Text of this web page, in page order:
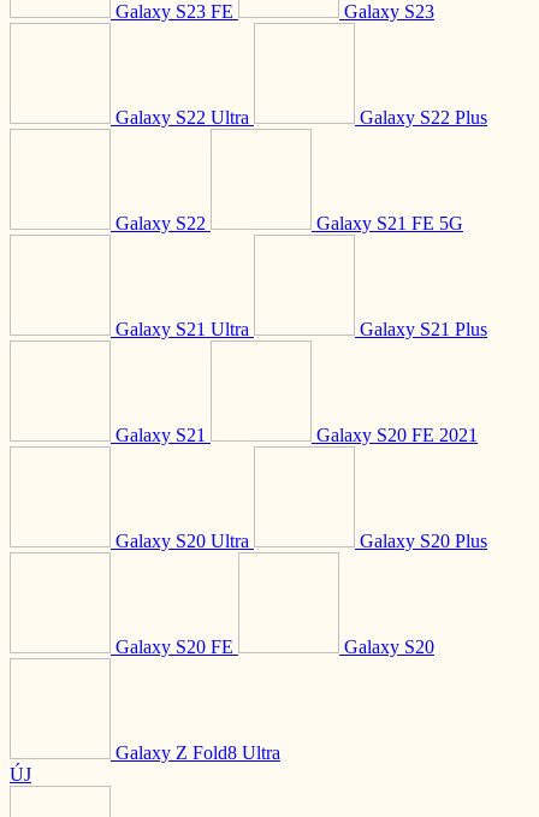
Galaxy S23 FE Galaxy S23
Galaxy S22 Ultra Galaxy S22 Plus
Galaxy S22 Galaxy S21 FE 5G
Galaxy S21 Ultra Galaxy S21 Plus
Galaxy S21 Galaxy S20 FE 2021
Galaxy S20 Ultra Galaxy S20 Plus
Galaxy S20 FE Galaxy S20
Galaxy Z Fold8 Ultra
ÚJ